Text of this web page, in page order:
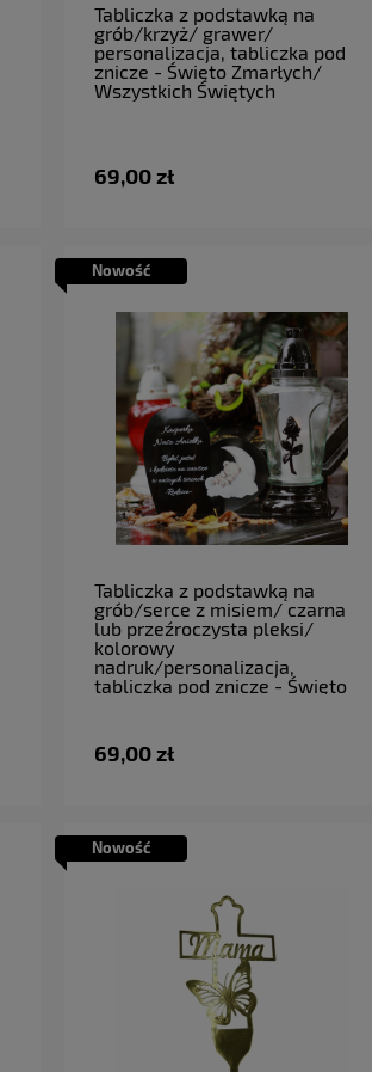
Tabliczka z podstawką na
grób/krzyż/ grawer/
personalizacja, tabliczka pod
znicze - Święto Zmarłych/
Wszystkich Świętych
69,00 zł
Tabliczka z podstawką na
grób/serce z misiem/ czarna
lub przeźroczysta pleksi/
kolorowy
nadruk/personalizacja,
tabliczka pod znicze - Święto
69,00 zł
Nowość
Nowość